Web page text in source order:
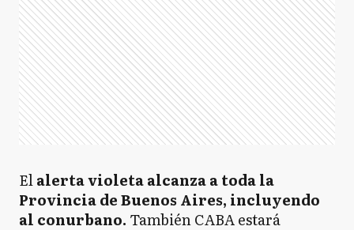
Elalerta violeta alcanza a toda la
Provincia de Buenos Aires, incluyendo
al conurbano. También CABA estará